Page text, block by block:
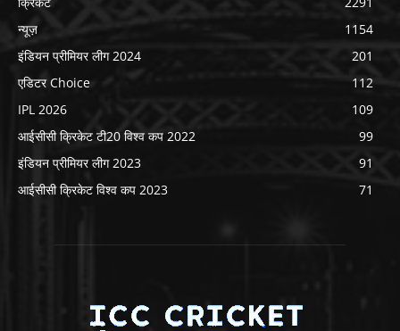
न्यूज़
1154
इंडियन प्रीमियर लीग 2024
201
एडिटर Choice
112
IPL 2026
109
आईसीसी क्रिकेट टी20 विश्व कप 2022
99
इंडियन प्रीमियर लीग 2023
91
आईसीसी क्रिकेट विश्व कप 2023
71